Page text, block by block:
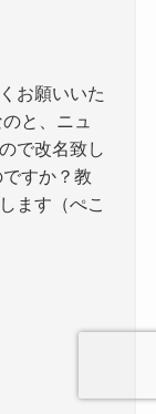
お願いいた
と、ニュ
で改名致し
すか？教
ます（ぺこ